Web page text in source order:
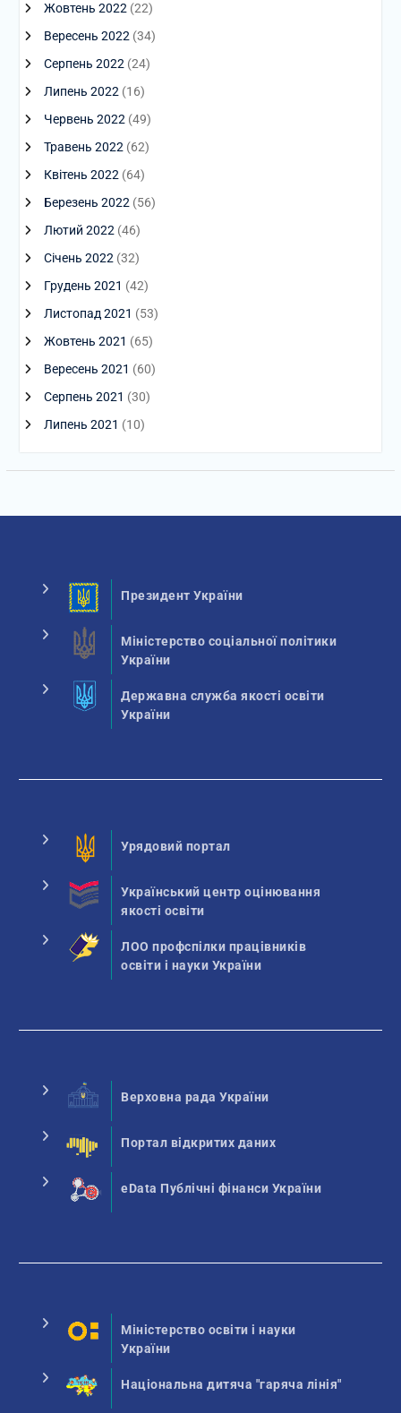
Жовтень 2022 (22)
Вересень 2022 (34)
Серпень 2022 (24)
Липень 2022 (16)
Червень 2022 (49)
Травень 2022 (62)
Квітень 2022 (64)
Березень 2022 (56)
Лютий 2022 (46)
Січень 2022 (32)
Грудень 2021 (42)
Листопад 2021 (53)
Жовтень 2021 (65)
Вересень 2021 (60)
Серпень 2021 (30)
Липень 2021 (10)
Президент України
Міністерство соціальної політики
України
Державна служба якості освіти
України
Урядовий портал
Український центр оцінювання
якості освіти
ЛОО профспілки працівників
освіти і науки України
Верховна рада України
Портал відкритих даних
eData Публічні фінанси України
Міністерство освіти і науки
України
Національна дитяча "гаряча лінія"